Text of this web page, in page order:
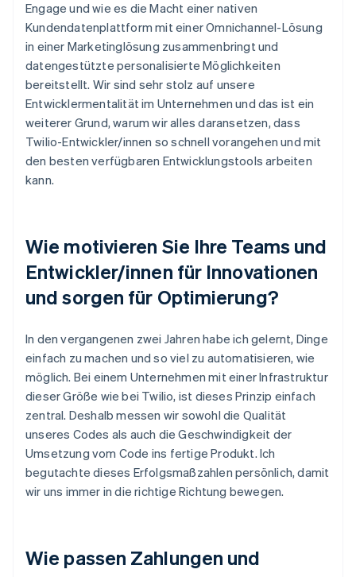
Engage und wie es die Macht einer nativen
Kundendatenplattform mit einer Omnichannel-Lösung
in einer Marketinglösung zusammenbringt und
datengestützte personalisierte Möglichkeiten
bereitstellt. Wir sind sehr stolz auf unsere
Entwicklermentalität im Unternehmen und das ist ein
weiterer Grund, warum wir alles daransetzen, dass
Twilio-Entwickler/innen so schnell vorangehen und mit
den besten verfügbaren Entwicklungstools arbeiten
kann.
Wie motivieren Sie Ihre Teams und
Entwickler/innen für Innovationen
und sorgen für Optimierung?
In den vergangenen zwei Jahren habe ich gelernt, Dinge
einfach zu machen und so viel zu automatisieren, wie
möglich. Bei einem Unternehmen mit einer Infrastruktur
dieser Größe wie bei Twilio, ist dieses Prinzip einfach
zentral. Deshalb messen wir sowohl die Qualität
unseres Codes als auch die Geschwindigkeit der
Umsetzung vom Code ins fertige Produkt. Ich
begutachte dieses Erfolgsmaßzahlen persönlich, damit
wir uns immer in die richtige Richtung bewegen.
Wie passen Zahlungen und